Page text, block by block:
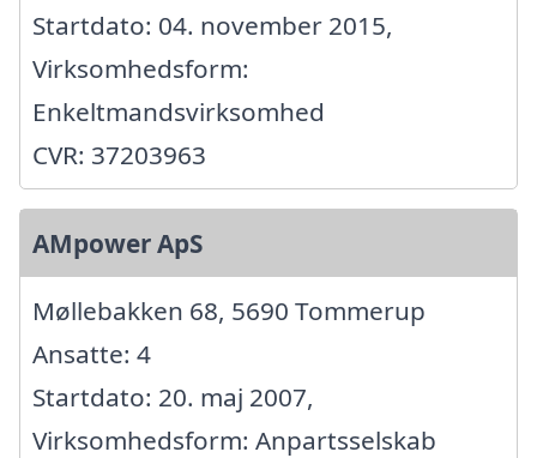
Startdato: 04. november 2015,
Virksomhedsform:
Enkeltmandsvirksomhed
CVR: 37203963
AMpower ApS
Møllebakken 68, 5690 Tommerup
Ansatte: 4
Startdato: 20. maj 2007,
Virksomhedsform: Anpartsselskab